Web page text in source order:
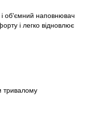
об'ємний наповнювач
і легко відновлює
тривалому